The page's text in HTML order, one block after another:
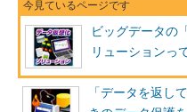
ビッグデータの
リューションっ
「データを返し